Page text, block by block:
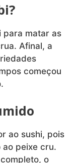
para matar as
Afinal, a
começou
ao sushi, pois
peixe cru.
o